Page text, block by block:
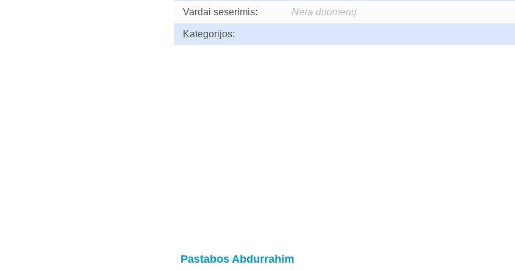
Vardai seserimis: Nėra duomenų
Kategorijos:
Pastabos Abdurrahim